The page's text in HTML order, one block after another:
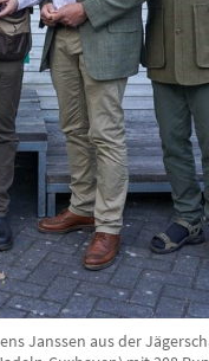
Janssen aus der